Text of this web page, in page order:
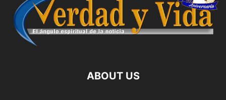
ABOUT US